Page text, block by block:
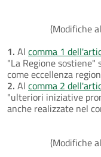
(Modifiche
1. Al comma 1
"La Regione
come eccellenza
2. Al comma 2
"ulteriori iniziative
anche realizzate nel
(Modifiche